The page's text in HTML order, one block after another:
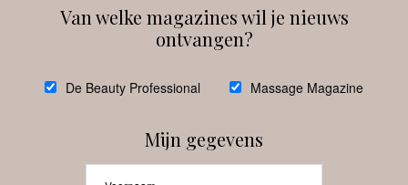
debeautyprofessional
Van welke magazines wil je nieuws
ontvangen?
De Beauty Professional Massage Magazine
Mijn gegevens